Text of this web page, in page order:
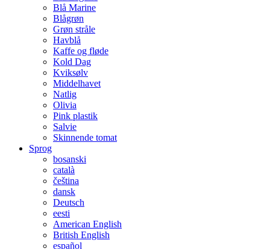
Blå Marine
Blågrøn
Grøn stråle
Havblå
Kaffe og fløde
Kold Dag
Kviksølv
Middelhavet
Natlig
Olivia
Pink plastik
Salvie
Skinnende tomat
Sprog
bosanski
català
čeština
dansk
Deutsch
eesti
American English
British English
español